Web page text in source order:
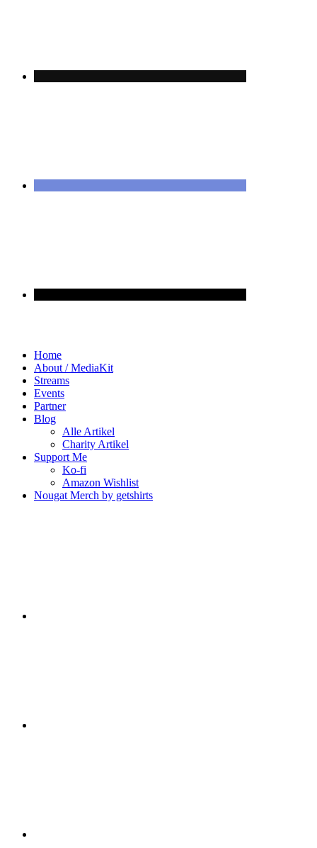
Home
About / MediaKit
Streams
Events
Partner
Blog
Alle Artikel
Charity Artikel
Support Me
Ko-fi
Amazon Wishlist
Nougat Merch by getshirts